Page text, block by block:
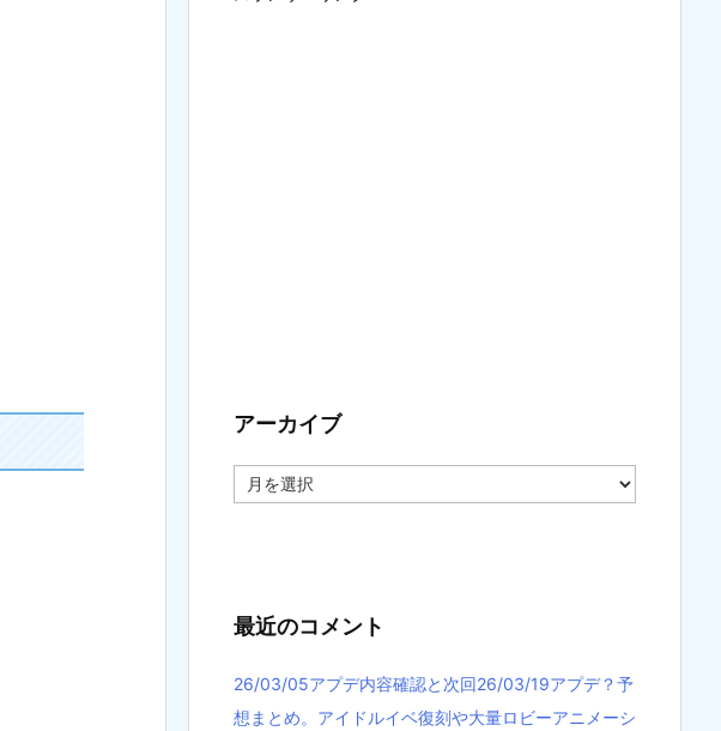
アーカイブ
ー
最近のコメント
26/03/05アプデ内容確認と次回26/03/19アプデ？予
想まとめ。アイドルイベ復刻や大量ロビーアニメーシ